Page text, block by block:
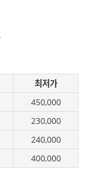
최저가
450,000
230,000
240,000
400,000